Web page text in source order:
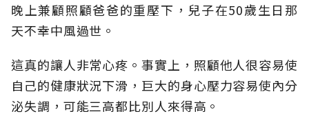
晚上兼顧照顧爸爸的重壓下，兒子在50歲生日那
天不幸中風過世。
這真的讓人非常心疼。事實上，照顧他人很容易使
自己的健康狀況下滑，巨大的身心壓力容易使內分
泌失調，可能三高都比別人來得高。